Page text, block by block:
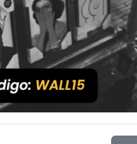
Cantidad
💳 Compra ahora y
Mostrar stock de
personas están